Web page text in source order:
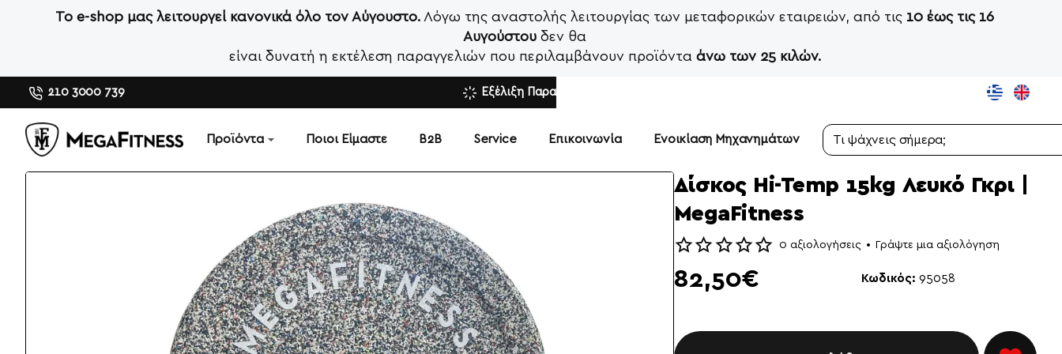
Το e-shop μας λειτουργεί κανονικά όλο τον Αύγουστο. Λόγω της αναστολής λειτουργίας των μεταφορικών εταιρειών, από τις 10 έως τις 16
Αυγούστου δεν θα
είναι δυνατή η εκτέλεση παραγγελιών που περιλαμβάνουν προϊόντα άνω των 25 κιλών.
210 3000 739 Εξέλιξη Παραγγελίας
Προϊόντα Ποιοι Είμαστε Β2Β Service Επικοινωνία Ενοικίαση Μηχανημάτων
Τι
σήμερα;
Δίσκος Hi-Temp 15kg Λευκό Γκρι |
MegaFitness
0 αξιολογήσεις • Γράψτε μια αξιολόγηση
82,50€ Κωδικός: 95058